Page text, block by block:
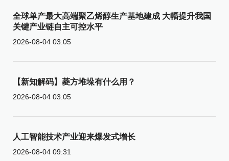
全球单产最大高端聚乙烯醇生产基地建成 大幅提升我国
关键产业链自主可控水平
2026-08-04 03:05
【新知解码】菱方堆垛有什么用？
2026-08-04 03:05
人工智能技术产业迎来爆发式增长
2026-08-04 09:31